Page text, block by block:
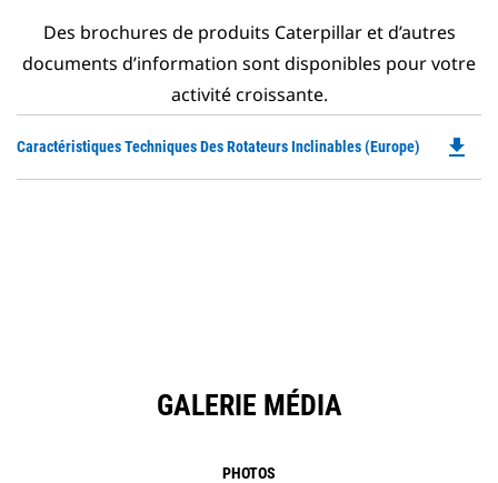
Des brochures de produits Caterpillar et d’autres
documents d’information sont disponibles pour votre
activité croissante.
Caractéristiques Techniques Des Rotateurs Inclinables (Europe) file_download
GALERIE MÉDIA
PHOTOS